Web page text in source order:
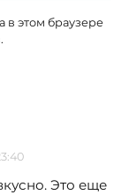
в этом браузере
Это еще